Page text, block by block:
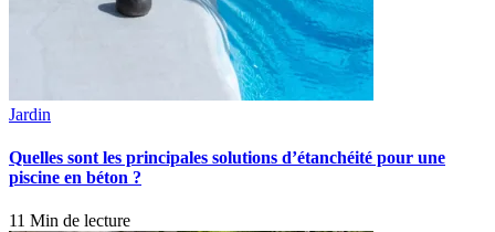
Jardin
Quelles sont les principales solutions d’étanchéité pour une
piscine en béton ?
11 Min de lecture